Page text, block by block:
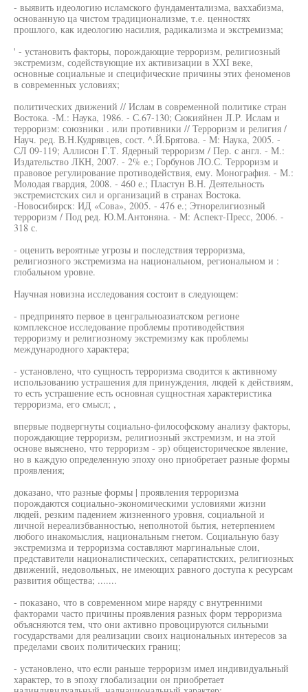
- выявить идеологию исламского фундаментализма, ваххабизма,
основанную ца чистом традиционализме, т.е. ценностях
прошлого, как идеологию насилия, радикализма и экстремизма;
' - установить факторы, порождающие терроризм, религиозный
экстремизм, содействующие их активизации в XXI веке,
основные социальные и специфические причины этих феноменов
в современных условиях;
политических движений // Ислам в современной политике стран
Востока. -М.: Наука, 1986. - С.67-130; Сюкияйнен JI.P. Ислам и
терроризм: союзники . или противники // Терроризм и религия /
Науч. ред. В.Н.Кудрявцев, сост. ^.Й.Брятова. - М: Наука, 2005. -
СЛ 09-119; Аллисон Г.Т. Ядерный терроризм / Пер. с англ. - М.:
Издательство ЛКН, 2007. - 2% е.; Горбунов ЛО.С. Терроризм и
правовое регулирование противодействия, ему. Монография. - М.:
Молодая гвардия, 2008. - 460 е.; Пластун В.Н. Деятельность
экстремистских сил и организаций в странах Востока.
-Новосибирск: ИД «Сова», 2005. - 476 е.; Этнорелигиозный
терроризм / Под ред. Ю.М.Антоняна. - М: Аспект-Пресс, 2006. -
318 с.
- оценить вероятные угрозы и последствия терроризма,
религиозного экстремизма на национальном, региональном и :
глобальном уровне.
Научная новизна исследования состоит в следующем:
- предпринято первое в ценгральноазиатском регионе
комплексное исследование проблемы противодействия
терроризму и религиозному экстремизму как проблемы
международного характера;
- установлено, что сущность терроризма сводится к активному
использованию устрашения для принуждения, людей к действиям,
то есть устрашение есть основная сущностная характеристика
терроризма, его смысл; ,
впервые подвергнуты социально-философскому анализу факторы,
порождающие терроризм, религиозный экстремизм, и на этой
основе выяснено, что терроризм - эр) общеисторическое явление,
но в каждую определенную эпоху оно приобретает разные формы
проявления;
доказано, что разные формы | проявления терроризма
порождаются социально-экономическими условиями жизни
людей, резким падением жизненного уровня, социальной и
личной нереализбванностью, неполнотой бытия, нетерпением
любого инакомыслия, национальным гнетом. Социальную базу
экстремизма и терроризма составляют маргинальные слои,
представители националистических, сепаратистских, религиозных
движений, недовольных, не имеющих равного доступа к ресурсам
развития общества; .......
- показано, что в современном мире наряду с внутренними
факторами часто причины проявления разных форм терроризма
объясняются тем, что они активно провоцируются сильными
государствами для реализации своих национальных интересов за
пределами своих политических границ;
- установлено, что если раньше терроризм имел индивидуальный
характер, то в эпоху глобализации он приобретает